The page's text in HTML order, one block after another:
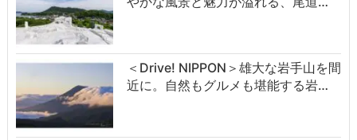
＜Drive! NIPPON＞雄大な岩手山を間
近に。自然もグルメも堪能する岩…